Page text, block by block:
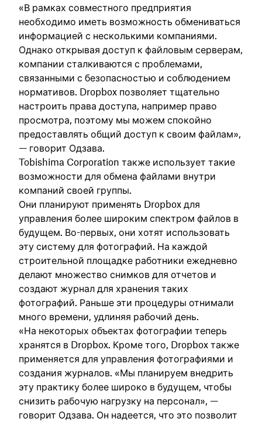
«В рамках совместного предприятия
необходимо иметь возможность обмениваться
информацией с несколькими компаниями.
Однако открывая доступ к файловым серверам,
компании сталкиваются с проблемами,
связанными с безопасностью и соблюдением
нормативов. Dropbox позволяет тщательно
настроить права доступа, например право
просмотра, поэтому мы можем спокойно
предоставлять общий доступ к своим файлам»,
— говорит Одзава.
Tobishima Corporation также использует такие
возможности для обмена файлами внутри
компаний своей группы.
Они планируют применять Dropbox для
управления более широким спектром файлов в
будущем. Во-первых, они хотят использовать
эту систему для фотографий. На каждой
строительной площадке работники ежедневно
делают множество снимков для отчетов и
создают журнал для хранения таких
фотографий. Раньше эти процедуры отнимали
много времени, удлиняя рабочий день.
«На некоторых объектах фотографии теперь
хранятся в Dropbox. Кроме того, Dropbox также
применяется для управления фотографиями и
создания журналов. «Мы планируем внедрить
эту практику более широко в будущем, чтобы
снизить рабочую нагрузку на персонал», —
говорит Одзава. Он надеется, что это позволит